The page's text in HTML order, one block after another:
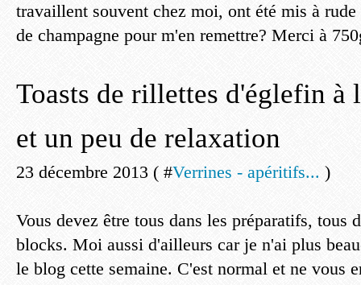
travaillent souvent chez moi, ont été mis à
de champagne pour m'en remettre? Merci à
Toasts de rillettes d'églefin à
et un peu de relaxation
23 décembre 2013 ( #Verrines - apéritifs... )
Vous devez être tous dans les préparatifs, tous
blocks. Moi aussi d'ailleurs car je n'ai plus
le blog cette semaine. C'est normal et ne vous